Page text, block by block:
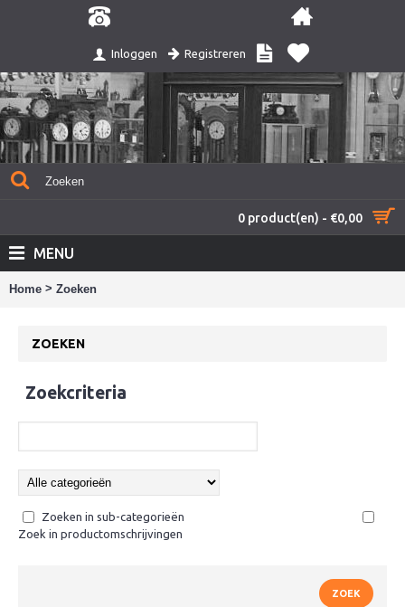
Inloggen Registreren
0 product(en) - €0,00
MENU
Home > Zoeken
ZOEKEN
Zoekcriteria
Zoeken in sub-categorieën
Zoek in productomschrijvingen